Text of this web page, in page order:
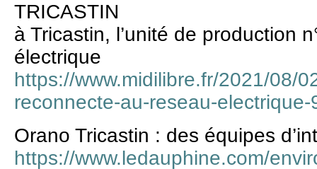
TRICASTIN
à Tricastin, l’unité de production
électrique
https://www.midilibre.fr/2021/08/
reconnecte-au-reseau-
Orano Tricastin : des équipes
https://www.ledauphine.com/